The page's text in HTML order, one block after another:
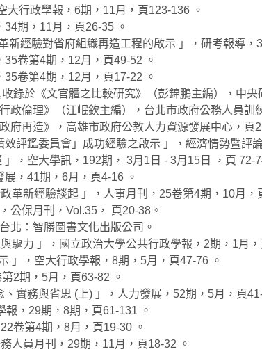
行政學報，6期，11月，頁123-136 。
期，11月，頁26-35 。
經驗對省府組織再造工程的啟示 」，研考報導，
卷第4期，12月，頁49-52 。
卷第4期，12月，頁17-22 。
錄於《文官體之比較研究》（彭錦鵬主編），中央
政倫理》（江岷欽主編），台北市政府公務人員訓
府再造》，高雄市政府公教人力資源發展中心，頁
評鑑委員會」成功經驗之啟示 」，經濟情勢暨評
，空大學訊，192期， 3月1日 - 3月15日 ，頁 72-
，41期，6月，頁4-16 。
革新經驗談起 」，人事月刊，25卷第4期，10月，
公保月刊，Vol.35， 頁20-38。
北：智勝圖書文化出版公司。
驅力 」，國立政治大學公共行政學報，2期，1月，
」，空大行政學報，8期，5月，頁47-76 。
2期，5月，頁63-82 。
實務與省思 (上) 」，人力發展，52期，5月，頁
，29期，8期，頁61-131 。
卷第4期，8月，頁19-30 。
人員月刊，29期，11月，頁18-32 。